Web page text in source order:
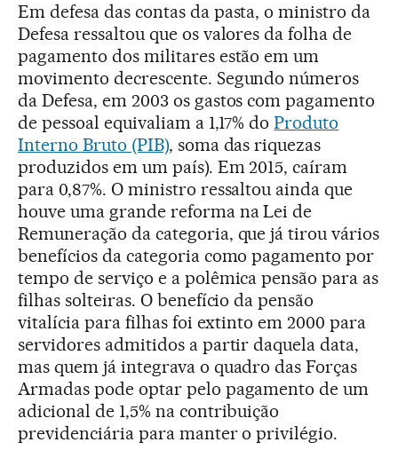
Em defesa das contas da pasta, o ministro da
Defesa ressaltou que os valores da folha de
pagamento dos militares estão em um
movimento decrescente. Segundo números
da Defesa, em 2003 os gastos com pagamento
de pessoal equivaliam a 1,17% doProduto
Interno Bruto (PIB), soma das riquezas
produzidos em um país). Em 2015, caíram
para 0,87%. O ministro ressaltou ainda que
houve uma grande reforma na Lei de
Remuneração da categoria, que já tirou vários
benefícios da categoria como pagamento por
tempo de serviço e a polêmica pensão para as
filhas solteiras. O benefício da pensão
vitalícia para filhas foi extinto em 2000 para
servidores admitidos a partir daquela data,
mas quem já integrava o quadro das Forças
Armadas pode optar pelo pagamento de um
adicional de 1,5% na contribuição
previdenciária para manter o privilégio.